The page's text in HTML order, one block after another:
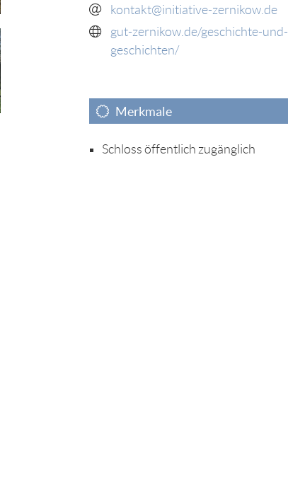
kontakt@initiative-zernikow.de
gut-zernikow.de/geschichte-und-
geschichten/
Merkmale
Schloss öffentlich zugänglich